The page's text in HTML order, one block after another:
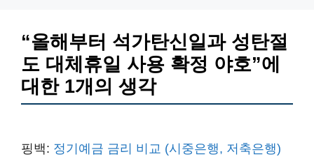
“올해부터 석가탄신일과 성탄절
도 대체휴일 사용 확정 야호”에
대한 1개의 생각
핑백: 정기예금 금리 비교 (시중은행, 저축은행)